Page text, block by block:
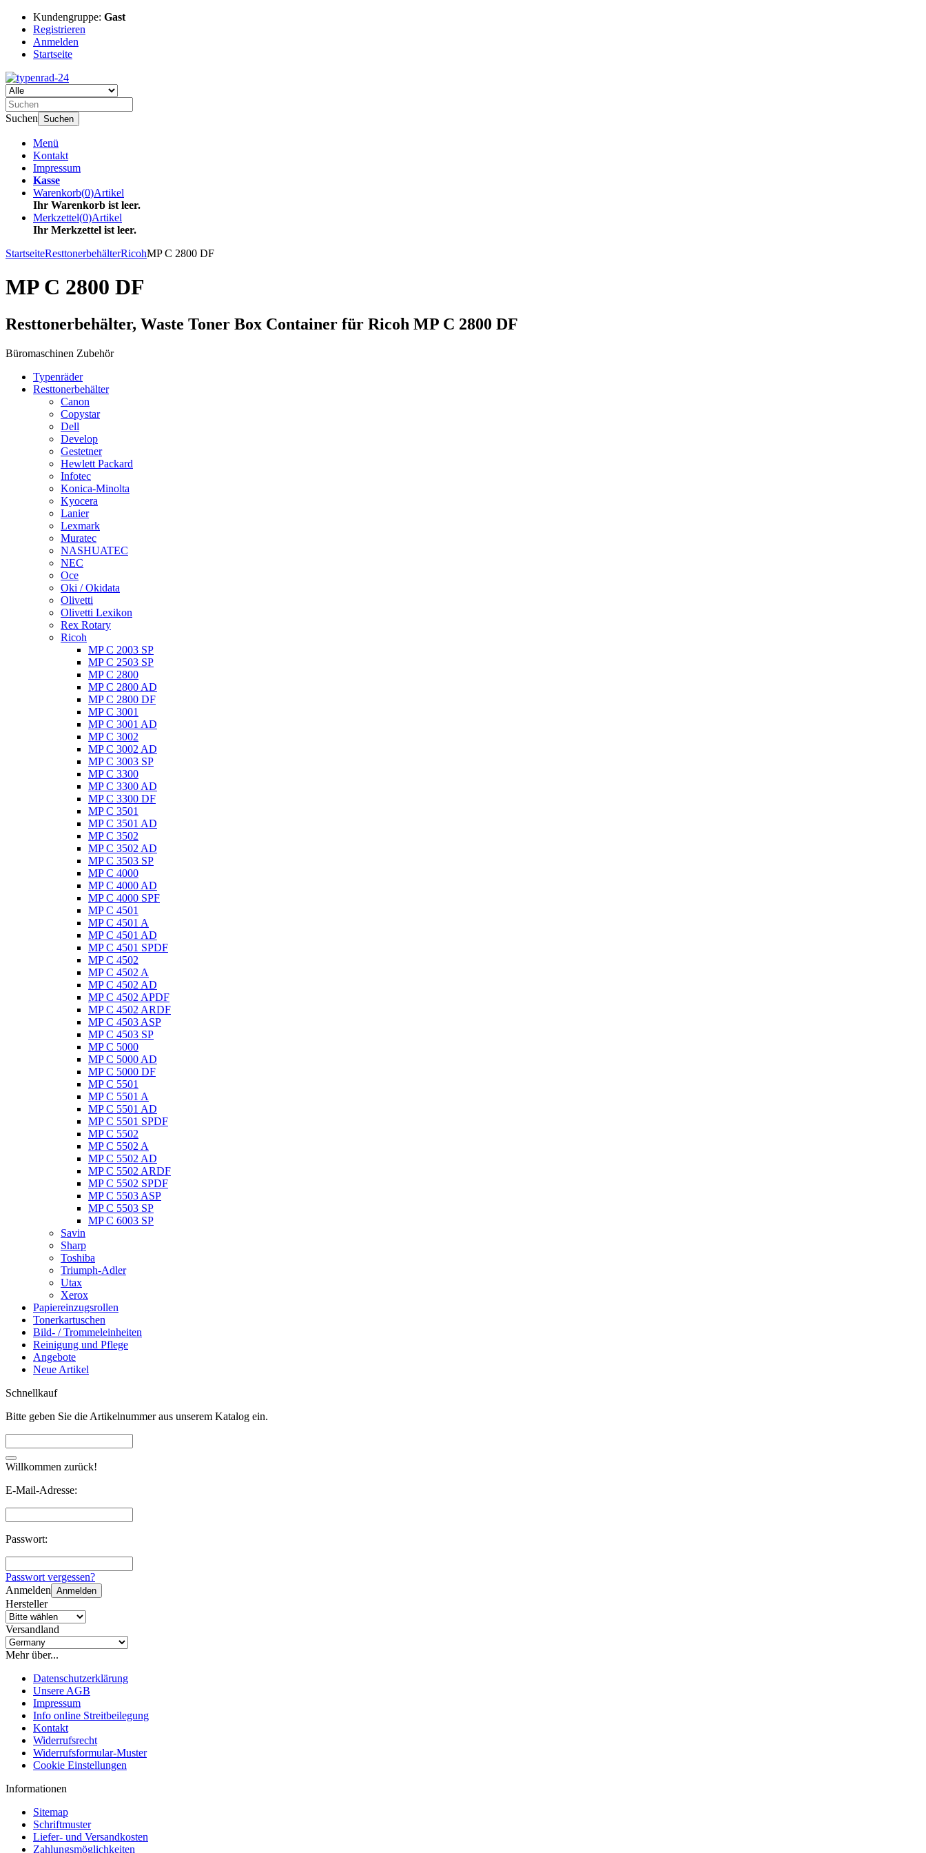
Kundengruppe: Gast
Registrieren
Anmelden
Startseite
Suchen Suchen
Menü
Kontakt
Impressum
Kasse
Warenkorb(0)Artikel
Ihr Warenkorb ist leer.
Merkzettel(0)Artikel
Ihr Merkzettel ist leer.
StartseiteResttonerbehälterRicohMP C 2800 DF
MP C 2800 DF
Resttonerbehälter, Waste Toner Box Container für Ricoh MP C 2800 DF
Büromaschinen Zubehör
Typenräder
Resttonerbehälter
Canon
Copystar
Dell
Develop
Gestetner
Hewlett Packard
Infotec
Konica-Minolta
Kyocera
Lanier
Lexmark
Muratec
NASHUATEC
NEC
Oce
Oki / Okidata
Olivetti
Olivetti Lexikon
Rex Rotary
Ricoh
MP C 2003 SP
MP C 2503 SP
MP C 2800
MP C 2800 AD
MP C 2800 DF
MP C 3001
MP C 3001 AD
MP C 3002
MP C 3002 AD
MP C 3003 SP
MP C 3300
MP C 3300 AD
MP C 3300 DF
MP C 3501
MP C 3501 AD
MP C 3502
MP C 3502 AD
MP C 3503 SP
MP C 4000
MP C 4000 AD
MP C 4000 SPF
MP C 4501
MP C 4501 A
MP C 4501 AD
MP C 4501 SPDF
MP C 4502
MP C 4502 A
MP C 4502 AD
MP C 4502 APDF
MP C 4502 ARDF
MP C 4503 ASP
MP C 4503 SP
MP C 5000
MP C 5000 AD
MP C 5000 DF
MP C 5501
MP C 5501 A
MP C 5501 AD
MP C 5501 SPDF
MP C 5502
MP C 5502 A
MP C 5502 AD
MP C 5502 ARDF
MP C 5502 SPDF
MP C 5503 ASP
MP C 5503 SP
MP C 6003 SP
Savin
Sharp
Toshiba
Triumph-Adler
Utax
Xerox
Papiereinzugsrollen
Tonerkartuschen
Bild- / Trommeleinheiten
Reinigung und Pflege
Angebote
Neue Artikel
Schnellkauf
Bitte geben Sie die Artikelnummer aus unserem Katalog ein.
Willkommen zurück!
E-Mail-Adresse:
Passwort:
Passwort vergessen?
Anmelden Anmelden
Hersteller
Versandland
Mehr über...
Datenschutzerklärung
Unsere AGB
Impressum
Info online Streitbeilegung
Kontakt
Widerrufsrecht
Widerrufsformular-Muster
Cookie Einstellungen
Informationen
Sitemap
Schriftmuster
Liefer- und Versandkosten
Zahlungsmöglichkeiten